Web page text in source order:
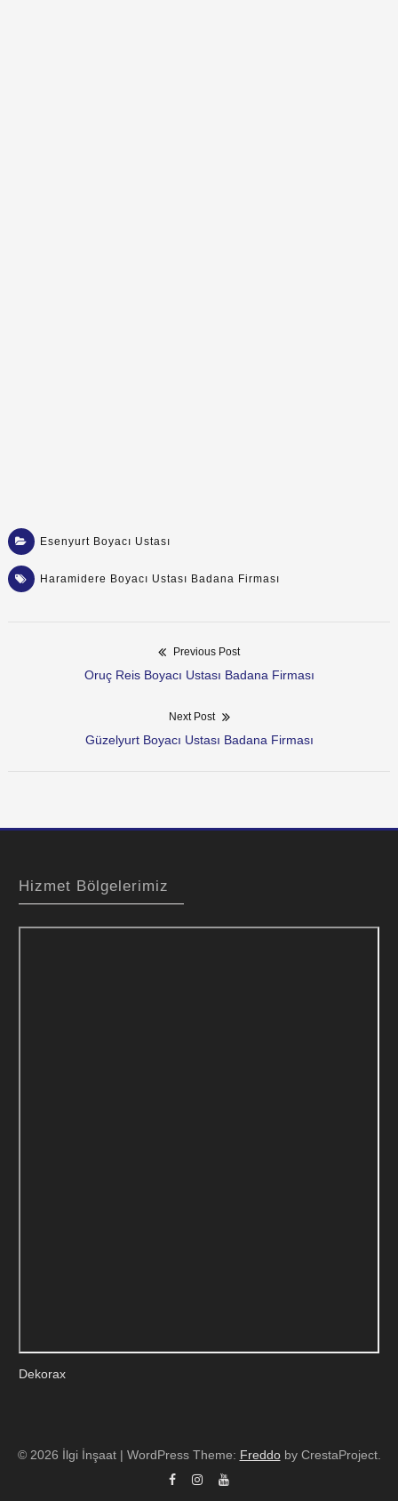
Esenyurt Boyacı Ustası
Haramidere Boyacı Ustası Badana Firması
Previous Post
Previous
Oruç Reis Boyacı Ustası Badana Firması
Next Post
Next
Güzelyurt Boyacı Ustası Badana Firması
Hizmet Bölgelerimiz
Dekorax
© 2026 İlgi İnşaat | WordPress Theme: Freddoby CrestaProject.
FacebookInstagram